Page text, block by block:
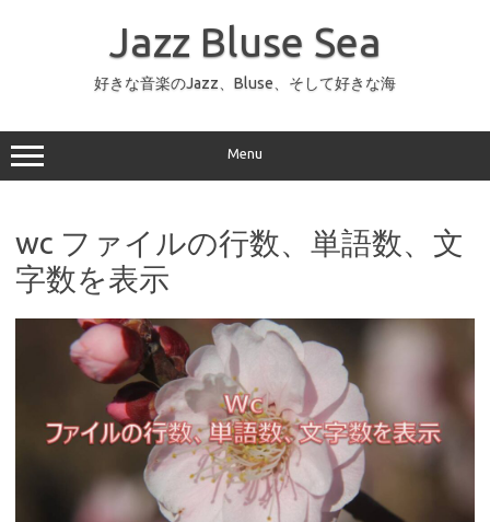
ッ
プ
Jazz Bluse Sea
好きな音楽のJazz、Bluse、そして好きな海
Menu
wc ファイルの行数、単語数、文
字数を表示